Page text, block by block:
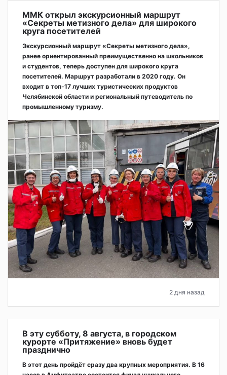
ММК открыл экскурсионный маршрут
«Секреты метизного дела» для широкого
круга посетителей
Экскурсионный маршрут «Секреты метизного дела»,
ранее ориентированный преимущественно на школьников
и студентов, теперь доступен для широкого круга
посетителей. Маршрут разработали в 2020 году. Он
входит в топ-17 лучших туристических продуктов
Челябинской области и региональный путеводитель по
промышленному туризму.
2 дня назад
В эту субботу, 8 августа, в городском
курорте «Притяжение» вновь будет
празднично
В этот день пройдёт сразу два крупных мероприятия. В 16